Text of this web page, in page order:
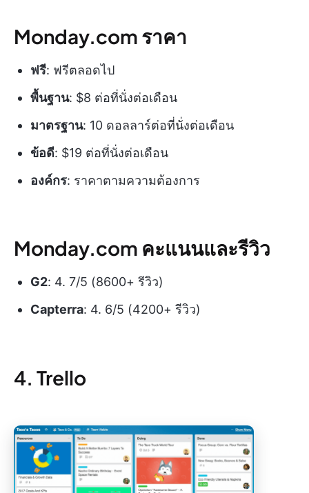
Monday.com ราคา
ฟรี: ฟรีตลอดไป
พื้นฐาน: $8 ต่อที่นั่งต่อเดือน
มาตรฐาน: 10 ดอลลาร์ต่อที่นั่งต่อเดือน
ข้อดี: $19 ต่อที่นั่งต่อเดือน
องค์กร: ราคาตามความต้องการ
Monday.com คะแนนและรีวิว
G2: 4. 7/5 (8600+ รีวิว)
Capterra: 4. 6/5 (4200+ รีวิว)
4. Trello